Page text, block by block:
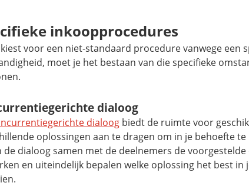
inkoopprocedures
voor een niet-standaard procedure vanwege een
moet je het bestaan van die specifieke
dialoog
dialoog biedt de ruimte voor
oplossingen aan te dragen om in je behoefte te
de dialoog samen met de deelnemers de
en uiteindelijk bepalen welke oplossing het best in